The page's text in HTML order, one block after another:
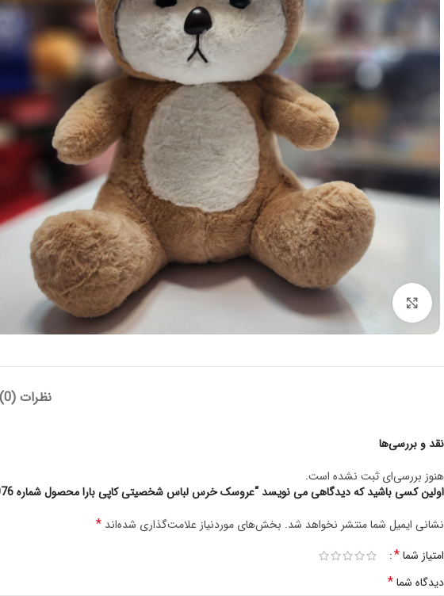
برای بزرگنمایی کلیک کنید
نظرات (0)
نقد و بررسی‌ها
هنوز بررسی‌ای ثبت نشده است.
اولین کسی باشید که دیدگاهی می نویسد “عروسک خرس لباس شخصیتی کاپی بارا محصول شماره S1076”
نشانی ایمیل شما منتشر نخواهد شد. بخش‌های موردنیاز علامت‌گذاری شده‌اند *
امتیاز شما*
دیدگاه شما*